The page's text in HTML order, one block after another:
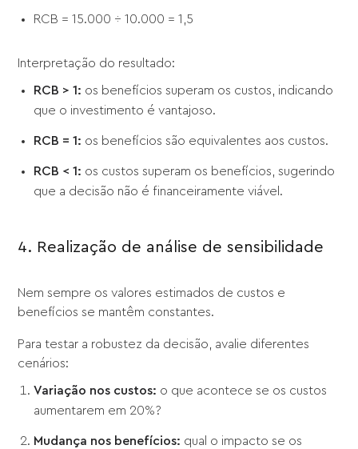
RCB = 15.000 ÷ 10.000 = 1,5
Interpretação do resultado:
RCB > 1: os benefícios superam os custos, indicando
que o investimento é vantajoso.
RCB = 1: os benefícios são equivalentes aos custos.
RCB < 1: os custos superam os benefícios, sugerindo
que a decisão não é financeiramente viável.
4. Realização de análise de sensibilidade
Nem sempre os valores estimados de custos e
benefícios se mantêm constantes.
Para testar a robustez da decisão, avalie diferentes
cenários:
Variação nos custos: o que acontece se os custos
aumentarem em 20%?
Mudança nos benefícios: qual o impacto se os